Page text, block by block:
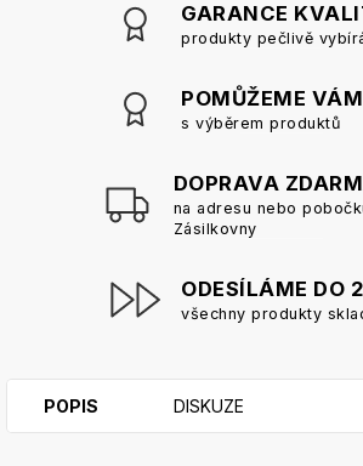
GARANCE
produkty pečlivě
POMŮŽEME VÁM
s výběrem produktů
DOPRAVA
na adresu nebo
Zásilkovny
ODESÍLÁME DO
všechny produkty
POPIS DISKUZE